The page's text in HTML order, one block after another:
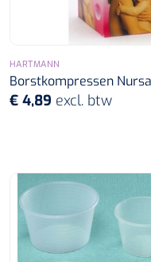
HARTMANN
Borstkompressen
€ 4,89 excl. btw